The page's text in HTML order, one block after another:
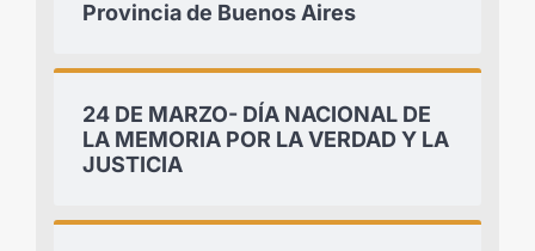
Provincia de Buenos Aires
24 DE MARZO- DÍA NACIONAL DE
LA MEMORIA POR LA VERDAD Y LA
JUSTICIA